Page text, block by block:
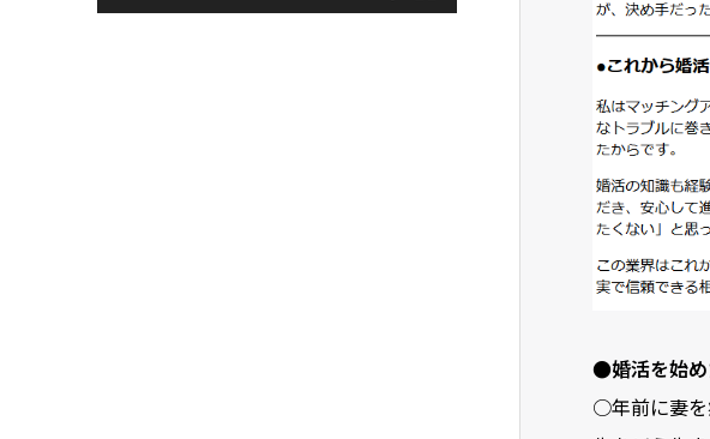
●婚活を始め
○年前に妻を